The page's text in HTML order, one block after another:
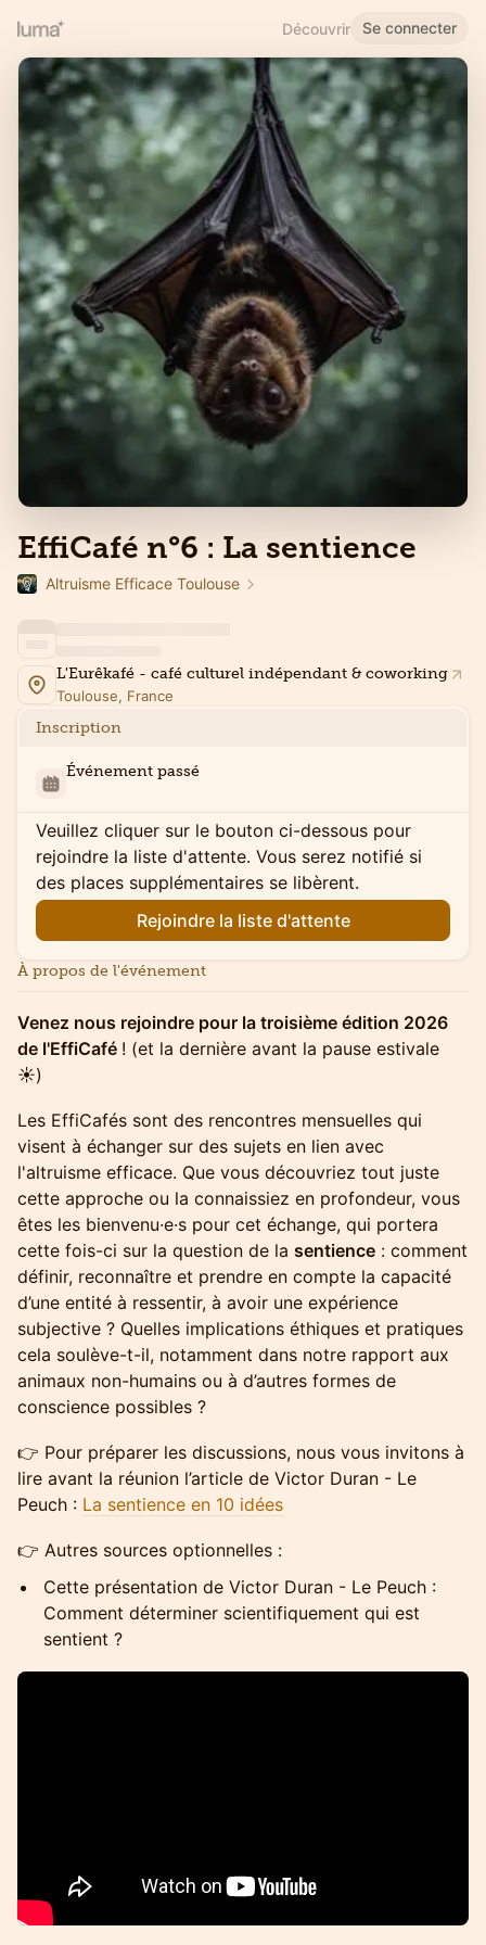
Découvrir Se connecter
EffiCafé n°6 : La sentience
Altruisme Efficace Toulouse
L'Eurêkafé - café culturel indépendant & coworking
Toulouse, France
Inscription
Événement passé
Veuillez cliquer sur le bouton ci-dessous pour
rejoindre la liste d'attente. Vous serez notifié si
des places supplémentaires se libèrent.
Rejoindre la liste d'attente
À propos de l'événement
Venez nous rejoindre pour la troisième édition 2026
de l'EffiCafé ! (et la dernière avant la pause estivale
☀️)
​Les EffiCafés sont des rencontres mensuelles qui
visent à échanger sur des sujets en lien avec
l'altruisme efficace. Que vous découvriez tout juste
cette approche ou la connaissiez en profondeur, vous
êtes les bienvenu·e·s pour cet échange, qui portera
cette fois-ci sur la question de la sentience : comment
définir, reconnaître et prendre en compte la capacité
d’une entité à ressentir, à avoir une expérience
subjective ? Quelles implications éthiques et pratiques
cela soulève-t-il, notamment dans notre rapport aux
animaux non-humains ou à d’autres formes de
conscience possibles ?
👉 Pour préparer les discussions, nous vous invitons à
lire avant la réunion l’article de Victor Duran - Le
Peuch : La sentience en 10 idées
​👉 Autres sources optionnelles :
Cette présentation de Victor Duran - Le Peuch :
Comment déterminer scientifiquement qui est
sentient ?